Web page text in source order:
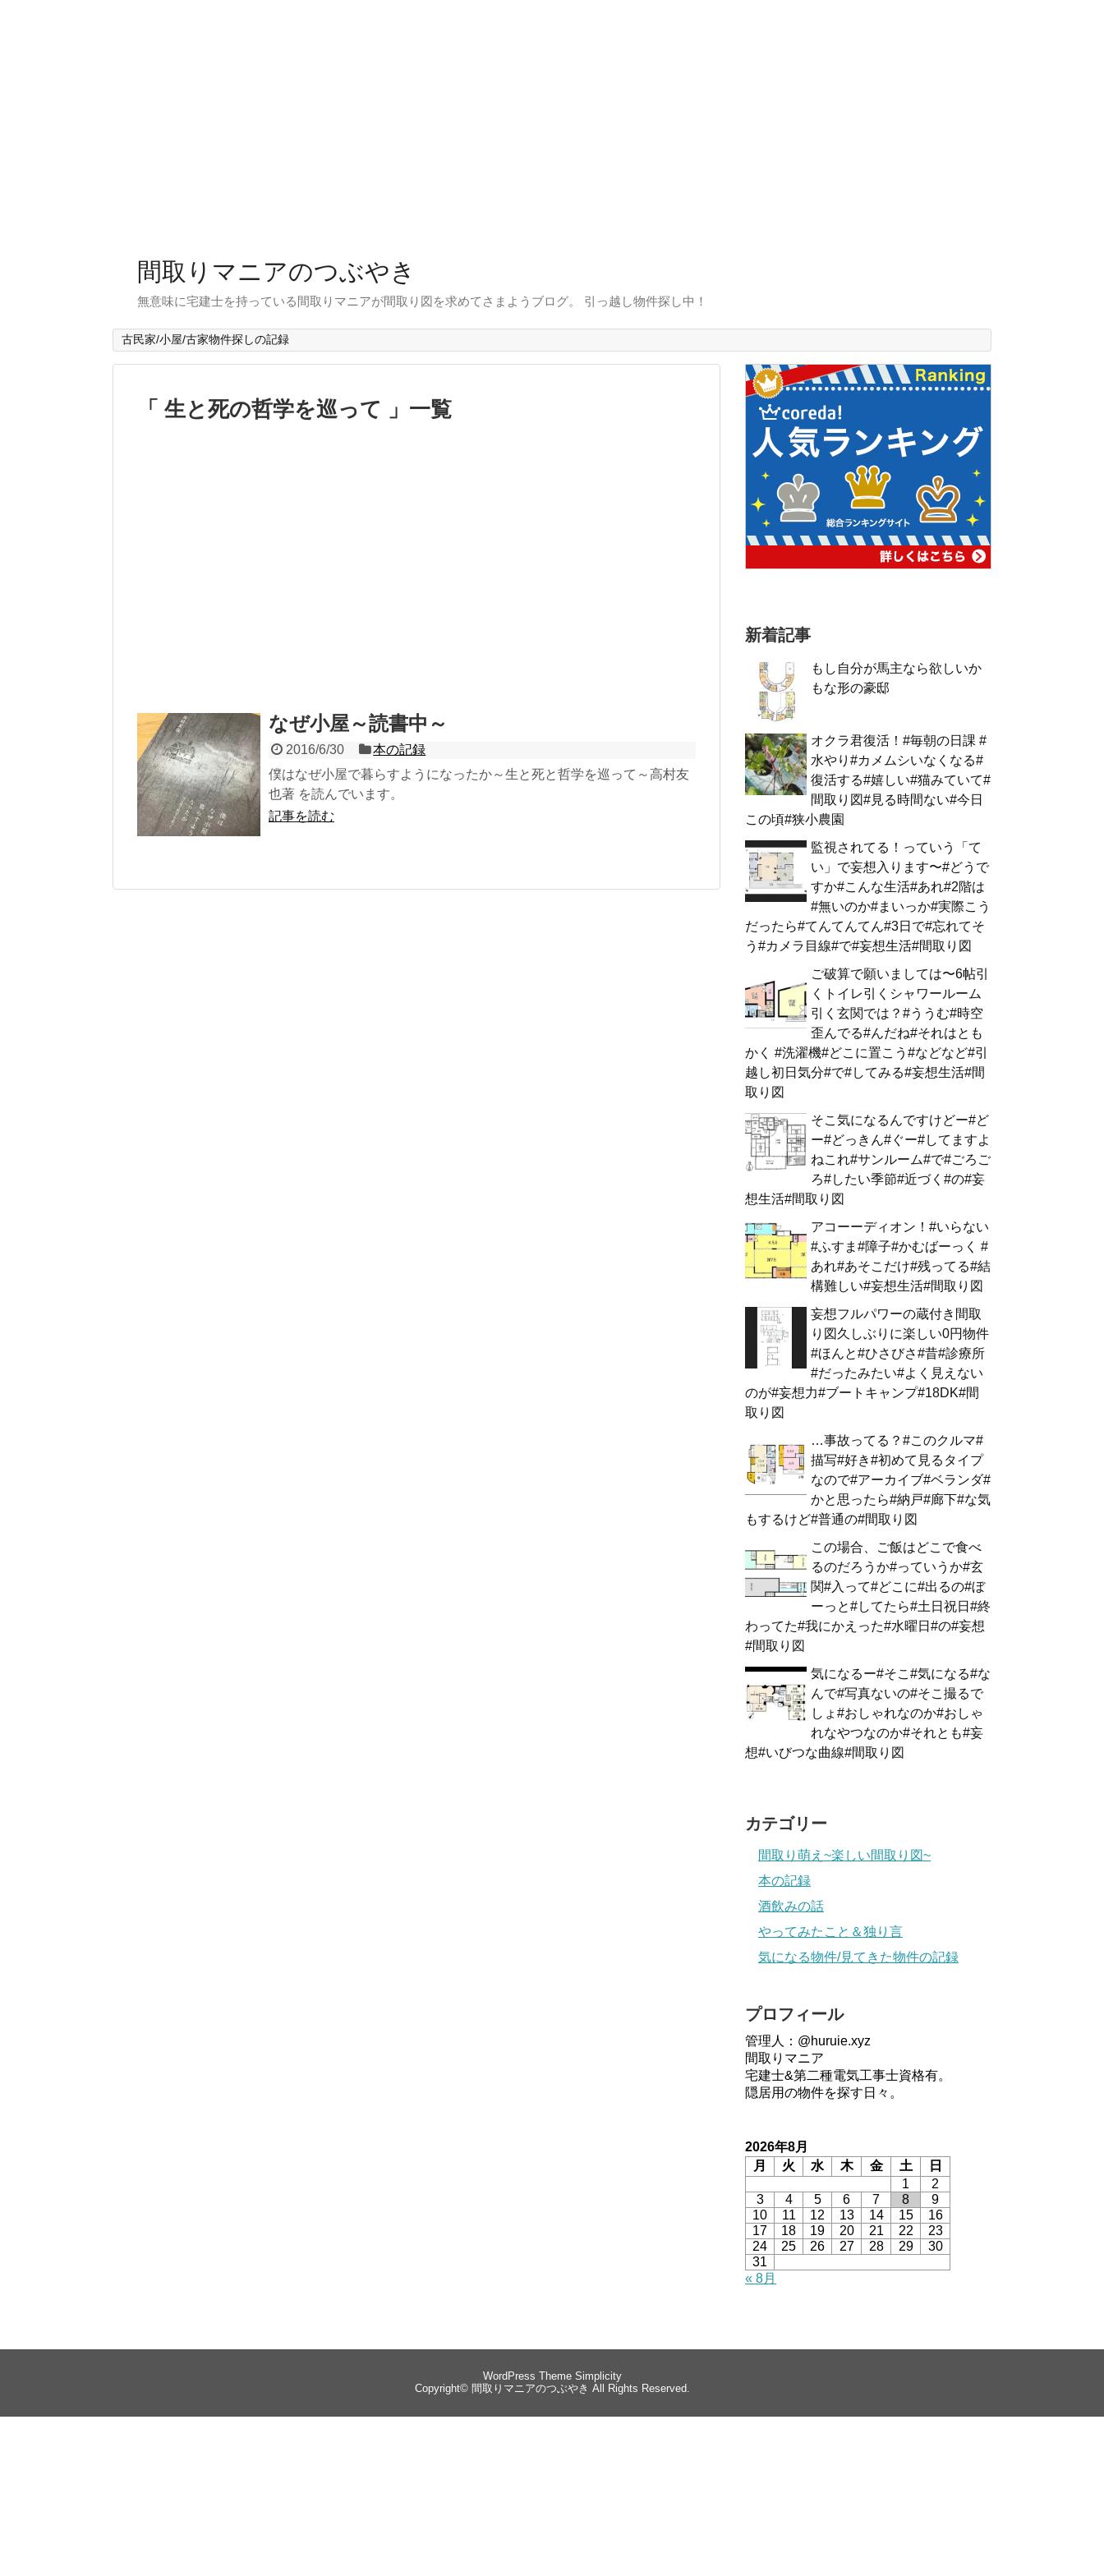
間取りマニアのつぶやき
無意味に宅建士を持っている間取りマニアが間取り図を求めてさまようブログ。 引っ越し物件探し中！
古民家/小屋/古家物件探しの記録
「 生と死の哲学を巡って 」一覧
なぜ小屋～読書中～
2016/6/30
本の記録
僕はなぜ小屋で暮らすようになったか～生と死と哲学を巡って～高村友
也著 を読んでいます。
記事を読む
新着記事
もし自分が馬主なら欲しいか
もな形の豪邸
オクラ君復活！#毎朝の日課 #
水やり#カメムシいなくなる#
復活する#嬉しい#猫みていて#
間取り図#見る時間ない#今日
この頃#狭小農園
監視されてる！っていう「て
い」で妄想入ります〜#どうで
すか#こんな生活#あれ#2階は
#無いのか#まいっか#実際こう
だったら#てんてんてん#3日で#忘れてそ
う#カメラ目線#で#妄想生活#間取り図
ご破算で願いましては〜6帖引
くトイレ引くシャワールーム
引く玄関では？#ううむ#時空
歪んでる#んだね#それはとも
かく #洗濯機#どこに置こう#などなど#引
越し初日気分#で#してみる#妄想生活#間
取り図
そこ気になるんですけどー#ど
ー#どっきん#ぐー#してますよ
ねこれ#サンルーム#で#ごろご
ろ#したい季節#近づく#の#妄
想生活#間取り図
アコーーディオン！#いらない
#ふすま#障子#かむばーっく #
あれ#あそこだけ#残ってる#結
構難しい#妄想生活#間取り図
妄想フルパワーの蔵付き間取
り図久しぶりに楽しい0円物件
#ほんと#ひさびさ#昔#診療所
#だったみたい#よく見えない
のが#妄想力#ブートキャンプ#18DK#間
取り図
…事故ってる？#このクルマ#
描写#好き#初めて見るタイプ
なので#アーカイブ#ベランダ#
かと思ったら#納戸#廊下#な気
もするけど#普通の#間取り図
この場合、ご飯はどこで食べ
るのだろうか#っていうか#玄
関#入って#どこに#出るの#ぼ
ーっと#してたら#土日祝日#終
わってた#我にかえった#水曜日#の#妄想
#間取り図
気になるー#そこ#気になる#な
んで#写真ないの#そこ撮るで
しょ#おしゃれなのか#おしゃ
れなやつなのか#それとも#妄
想#いびつな曲線#間取り図
カテゴリー
間取り萌え~楽しい間取り図~
本の記録
酒飲みの話
やってみたこと＆独り言
気になる物件/見てきた物件の記録
プロフィール
管理人：@huruie.xyz
間取りマニア
宅建士&第二種電気工事士資格有。
隠居用の物件を探す日々。
2026年8月
月
火 水 木 金 土
日
1
2
3
4 5 6 7 8
9
10
11 12 13 14 15
16
17
18 19 20 21 22
23
24
25 26 27 28 29
30
31
« 8月
WordPress Theme Simplicity
Copyright© 間取りマニアのつぶやき All Rights Reserved.